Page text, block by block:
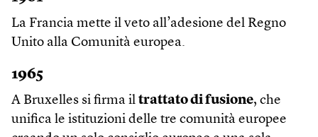
La Francia mette il veto all’adesione del Regno
Unito alla Comunità europea.
1965
A Bruxelles si firma il trattato di fusione, che
unifica le istituzioni delle tre comunità europee